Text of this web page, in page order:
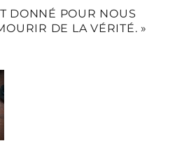
DONNÉ POUR NOUS
DE LA VÉRITÉ. »